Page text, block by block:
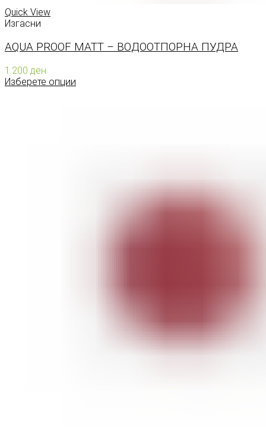
Quick View
Изгасни
AQUA PROOF MATT – ВОДООТПОРНА ПУДРА
1.200 ден
Изберете опции